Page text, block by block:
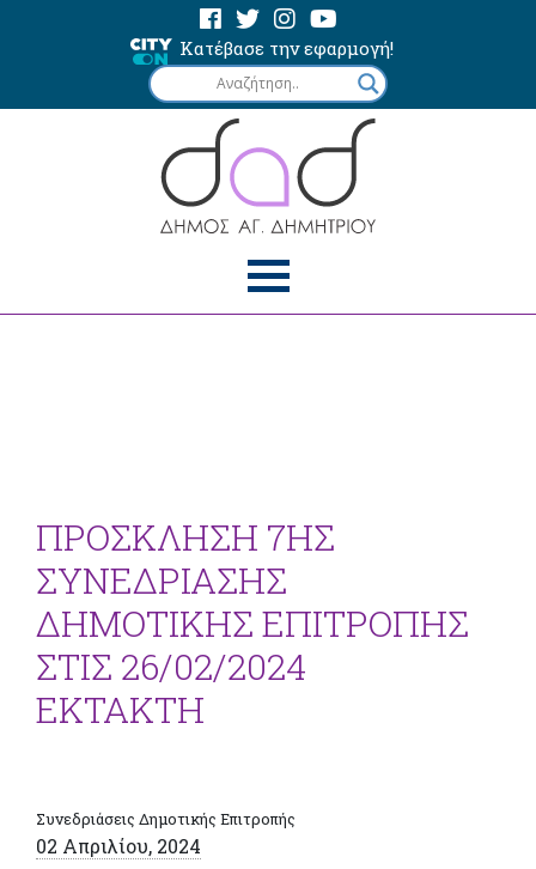
Κατέβασε την εφαρμογή!
ΠΡΟΣΚΛΗΣΗ 7ΗΣ
ΣΥΝΕΔΡΙΑΣΗΣ
ΔΗΜΟΤΙΚΗΣ ΕΠΙΤΡΟΠΗΣ
ΣΤΙΣ 26/02/2024
ΕΚΤΑΚΤΗ
Συνεδριάσεις Δημοτικής Επιτροπής
02 Απριλίου, 2024